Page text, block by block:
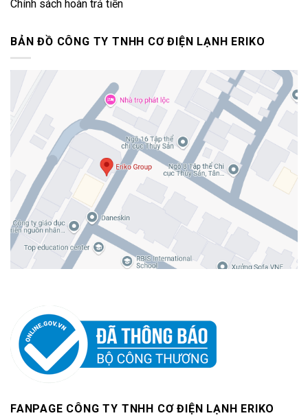
Chính sách hoàn trả tiền
BẢN ĐỒ CÔNG TY TNHH CƠ ĐIỆN LẠNH ERIKO
FANPAGE CÔNG TY TNHH CƠ ĐIỆN LẠNH ERIKO